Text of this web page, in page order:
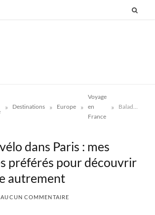
» Destinations » Europe »
Voyage
en
France
» Balade à vélo dans Paris : mes itinéraires préférés pour découvrir la capitale autrement
dans Paris : mes
préférés pour découvrir
autrement
AUCUN COMMENTAIRE